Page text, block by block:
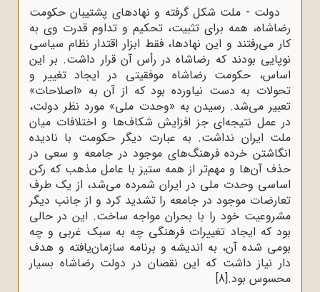
دولت - ملت شکل گرفته و نهادهای پشتیبان حکومت
رضاشاه، همه برای تثبیت، تحکیم و تداوم قدرت وی به
کار می‌رفتند و این نهادها، فقط ابزار اقتدار نظام سیاسی
نوپایی بودند که رضاشاه در رأس آن قرار داشت. بر این
اساس، حکومت رضاشاه موفقیتی در ایجاد تغییر و
تحولات به دست نیاورده بود که از آن به «اصلاحات»
تعبیر می‌شد. رسیدن به «وحدت ملی» مورد نظر دولت،
در عمل نتیجه‌ای جز افزایش شکاف‌ها و اختلافات میان
ملت ایران نداشت. به عبارت دیگر حکومت با نادیده
انگاشتن خرده فرهنگ‌های موجود در جامعه و سعی در
حذف آن‌ها و مهم‌تر از همه ستیز با عامل مذهب که رکن
اساسی وحدت ملی در ایران شمرده می‌شد، از یک طرف
تعارضات موجود در جامعه را تشدید کرد و از جانب دیگر
مشروعیت خود را با بحران مواجه ساخت. این در حالی
بود که ایجاد تغییرات فرهنگی چه به سبک غربی و چه
بومی شده آن، به اندیشه و برنامه سازمان‌یافته و هدف
دار نیاز داشت که این نقصان در دولت رضاشاه بسیار
محسوس بود.[8]